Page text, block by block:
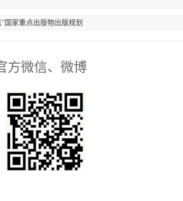
国家重点出版物出版规划
方微信、微博